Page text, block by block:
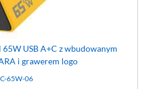
USB A+C z wbudowanym
i grawerem logo
65W-06